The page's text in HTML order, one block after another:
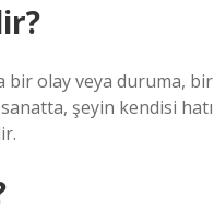
bir olay veya duruma,
sanatta, şeyin kendisi